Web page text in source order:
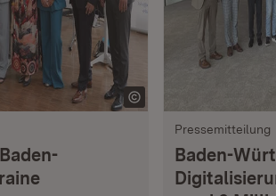
Pressemitteilung
Baden-